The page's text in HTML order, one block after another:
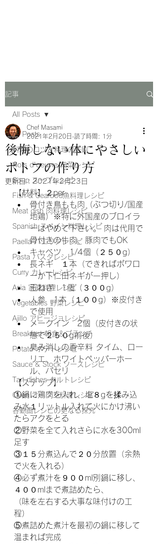
記事
All Posts
料理のコツ＆料理の法則
Hors d'oeuvre 前菜レシピ
Soup スープレシピ
Fish & Seafood魚料理レシピ
Meat dish 肉料理レシピ
Spanish スペイン料理レシピ
Paella パエリアレシピ
Pasta パスタレシピ
Curry カレーレシピ
Asia 家庭料理レシピ
Vegetables 野菜レシピ
Ajillo アヒージョレシピ
Breakfast 朝食＆ブランチ
Potato ポテトレシピ
Sauce & Stock ソースレシピ
Tart dishes タルトレシピ
Oven オーブン料理レシピ
各動画レシピの更なる探究
All Posts
後悔しない体にやさしい
ポトフの作り方
Chef Masami
2021年2月20日 読了時間: 1分
更新日：2021年2月23日
【材料】２per
骨付き鳥もも肉（ぶつ切り/国産
地鶏）※特に外国産のブロイラ
ーはやめて下さい。 肉は代用で
骨付きの牛肉、豚肉でもOK
キャベツ　1/4個（２５０g）
長ネギ　１本（できればポワロ
ーか下仁田ネギが一押し）
玉ねぎ　1個（３００g）
人参　1本（１００g）※皮付き
で使用
メークイン　2個（皮付きの状
態で２５０g前後）
臭み消しの香辛料 タイム、ロー
リエ、ホワイトペッパーホー
ル、パセリ
【ステップ】
①鍋に鶏肉を入れ、塩８gを揉み込
み水１リットル入れて火にかけ沸い
たらアクをとる
②野菜を全て入れさらに水を300ml
足す
③１５分煮込んで２０分放置（余熱
で火を入れる）
④必ず煮汁を９００ml別鍋に移し、
４００mlまで煮詰めたら、
（味を左右する大事な味付けの工
程）
⑤煮詰めた煮汁を最初の鍋に移して
温まれば完成